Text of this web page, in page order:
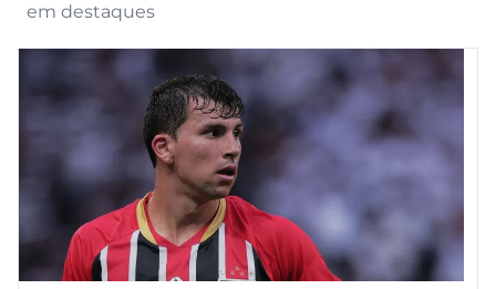
em destaques